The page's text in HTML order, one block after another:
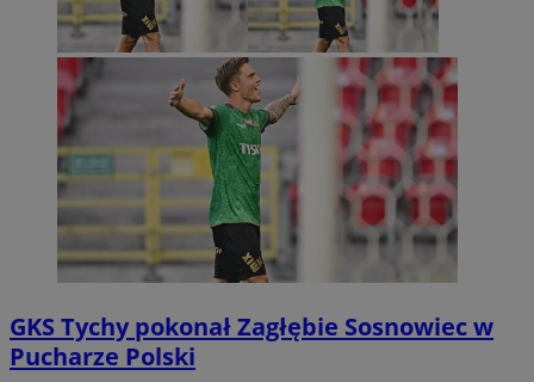
GKS Tychy pokonał Zagłębie Sosnowiec w
Pucharze Polski